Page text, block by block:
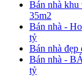
Bán nhà
35m2
Bán nhà -
tỷ
Bán nhà
Bán nhà -
tỷ